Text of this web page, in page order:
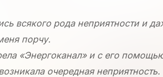
всякого рода неприятности и
порчу.
«Энергоканал» и с его
очередная неприятность.